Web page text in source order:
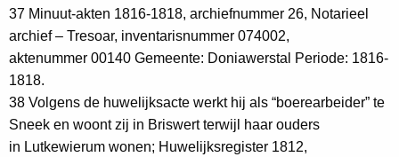
37 Minuut-akten 1816-1818, archiefnummer 26, Notarieel
archief – Tresoar, inventarisnummer 074002,
aktenummer 00140 Gemeente: Doniawerstal Periode: 1816-
1818.
38 Volgens de huwelijksacte werkt hij als “boerearbeider” te
Sneek en woont zij in Briswert terwijl haar ouders
in Lutkewierum wonen; Huwelijksregister 1812,